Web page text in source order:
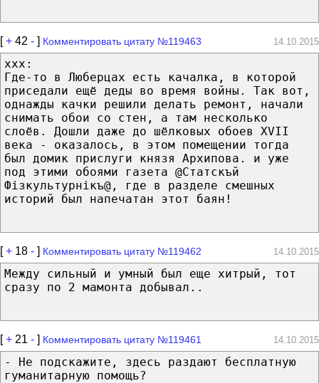
[+ 42 - ] Комментировать цитату №119463 14.10.2015
xxx:
Где-то в Люберцах есть качалка, в которой
приседали ещё деды во время войны. Так вот,
однажды качки решили делать ремонт, начали
снимать обои со стен, а там несколько
слоёв. Дошли даже до шёлковых обоев XVII
века - оказалось, в этом помещении тогда
был домик прислуги князя Архипова. и уже
под этими обоями газета @Статскъй
Фізкультурнікъ@, где в разделе смешных
историй был напечатан этот баян!
[+ 18 - ] Комментировать цитату №119462 14.10.2015
Между сильный и умный был еще хитрый, тот
сразу по 2 мамонта добывал..
[+ 21 - ] Комментировать цитату №119461 14.10.2015
- Не подскажите, здесь раздают бесплатную
гуманитарную помощь?